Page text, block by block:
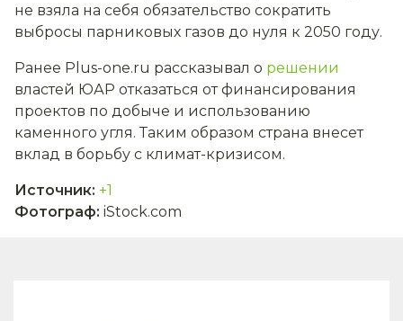
не взяла на себя обязательство сократить
выбросы парниковых газов до нуля к 2050 году.
Ранее Plus-one.ru рассказывал о решении
властей ЮАР отказаться от финансирования
проектов по добыче и использованию
каменного угля. Таким образом страна внесет
вклад в борьбу с климат-кризисом.
Источник: +1
Фотограф: iStock.com